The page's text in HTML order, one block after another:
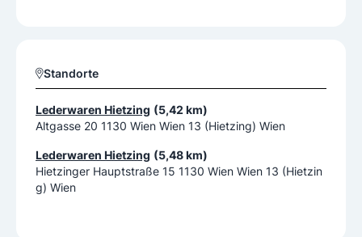
Standorte
Lederwaren Hietzing (5,42 km)
Altgasse 20 1130 Wien Wien 13 (Hietzing) Wien
Lederwaren Hietzing (5,48 km)
Hietzinger Hauptstraße 15 1130 Wien Wien 13 (Hietzin
g) Wien